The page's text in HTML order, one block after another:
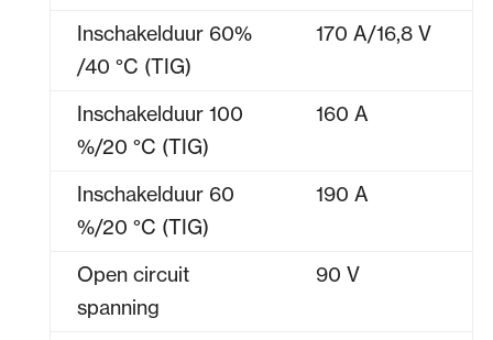
Inschakelduur 60%
/40 °C (TIG)
170 A/16,8 V
Inschakelduur 100
%/20 °C (TIG)
160 A
Inschakelduur 60
%/20 °C (TIG)
190 A
Open circuit
spanning
90 V